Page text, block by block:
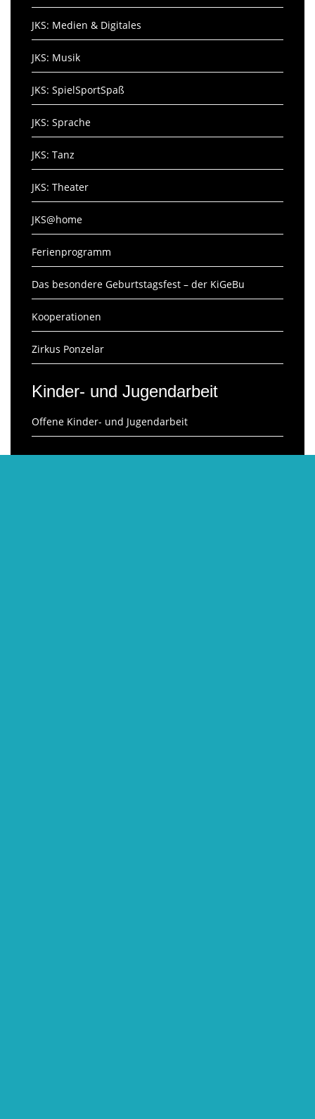
JKS: Medien & Digitales
JKS: Musik
JKS: SpielSportSpaß
JKS: Sprache
JKS: Tanz
JKS: Theater
JKS@home
Ferienprogramm
Das besondere Geburtstagsfest – der KiGeBu
Kooperationen
Zirkus Ponzelar
Kinder- und Jugendarbeit
Offene Kinder- und Jugendarbeit